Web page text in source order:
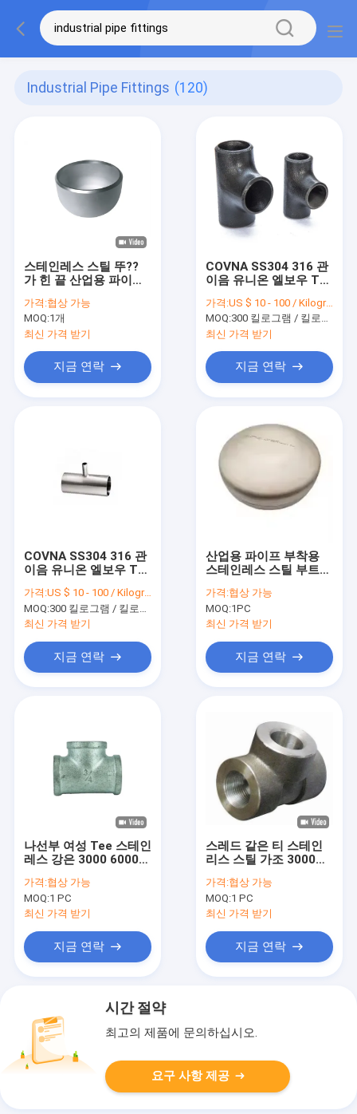
Industrial Pipe Fittings (120)
스테인레스 스틸 뚜??
가 힌 끝 산업용 파이프
가격:협상 가능
MOQ:1개
최신 가격 받기
지금 연락
COVNA SS304 316 관
이음 유니온 엘보우 Tee
강 산업용 관 맞춤
가격:US $ 10 - 100 / Kilogram
MOQ:300 킬로그램 / 킬로그램
최신 가격 받기
지금 연락
COVNA SS304 316 관
이음 유니온 엘보우 Tee
강 산업용 관 맞춤
가격:US $ 10 - 100 / Kilogram
MOQ:300 킬로그램 / 킬로그램
최신 가격 받기
지금 연락
산업용 파이프 부착용
스테인레스 스틸 부트
ASME B16.9 공장 가격
가격:협상 가능
MOQ:1PC
최신 가격 받기
지금 연락
나선부 여성 Tee 스테인
레스 강은 3000 6000
맞춤을 만들었습니다
가격:협상 가능
MOQ:1 PC
최신 가격 받기
지금 연락
스레드 같은 티 스테인
리스 스틸 가조 3000
용 파이프 피팅
가격:협상 가능
MOQ:1 PC
최신 가격 받기
지금 연락
시간 절약
최고의 제품에 문의하십시오.
요구 사항 제공